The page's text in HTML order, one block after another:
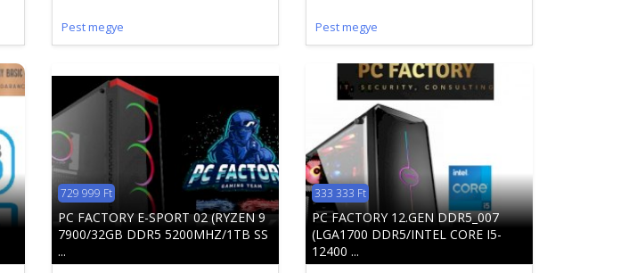
Pest megye Pest megye
729 999 Ft
PC FACTORY E-SPORT 02 (RYZEN 9
7900/32GB DDR5 5200MHZ/1TB SS
...
333 333 Ft
PC FACTORY 12.GEN DDR5_007
(LGA1700 DDR5/INTEL CORE I5-
12400 ...